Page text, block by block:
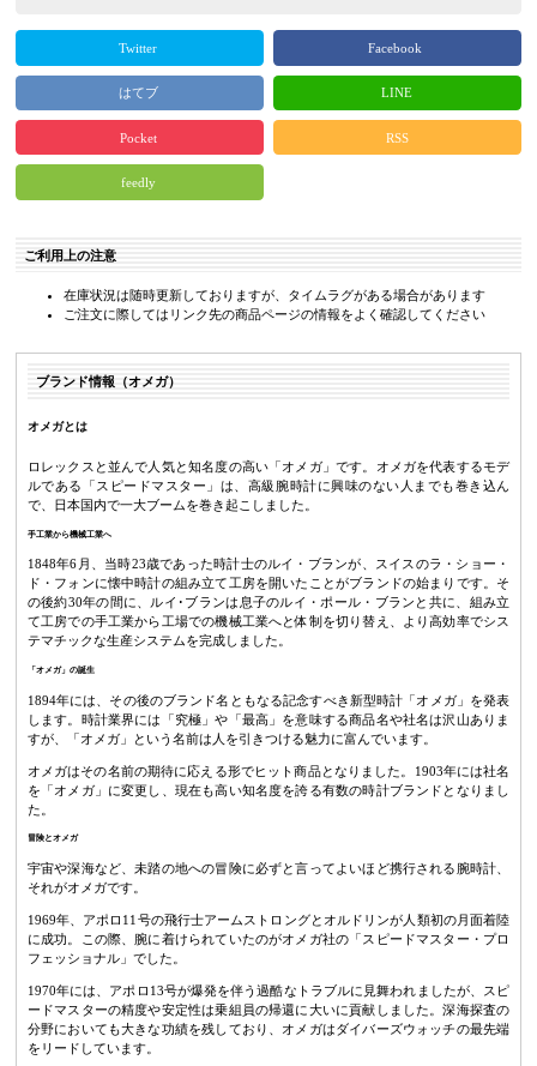
Twitter Facebook
はてブ LINE
Pocket RSS
feedly
ご利用上の注意
在庫状況は随時更新しておりますが、タイムラグがある場合があります
ご注文に際してはリンク先の商品ページの情報をよく確認してください
ブランド情報（オメガ）
オメガとは
ロレックスと並んで人気と知名度の高い「オメガ」です。オメガを代表するモデ
ルである「スピードマスター」は、高級腕時計に興味のない人までも巻き込ん
で、日本国内で一大ブームを巻き起こしました。
手工業から機械工業へ
1848年6月、当時23歳であった時計士のルイ・ブランが、スイスのラ・ショー・
ド・フォンに懐中時計の組み立て工房を開いたことがブランドの始まりです。そ
の後約30年の間に、ルイ･ブランは息子のルイ・ポール・ブランと共に、組み立
て工房での手工業から工場での機械工業へと体制を切り替え、より高効率でシス
テマチックな生産システムを完成しました。
「オメガ」の誕生
1894年には、その後のブランド名ともなる記念すべき新型時計「オメガ」を発表
します。時計業界には「究極」や「最高」を意味する商品名や社名は沢山ありま
すが、「オメガ」という名前は人を引きつける魅力に富んでいます。
オメガはその名前の期待に応える形でヒット商品となりました。1903年には社名
を「オメガ」に変更し、現在も高い知名度を誇る有数の時計ブランドとなりまし
た。
冒険とオメガ
宇宙や深海など、未踏の地への冒険に必ずと言ってよいほど携行される腕時計、
それがオメガです。
1969年、アポロ11号の飛行士アームストロングとオルドリンが人類初の月面着陸
に成功。この際、腕に着けられていたのがオメガ社の「スピードマスター・プロ
フェッショナル」でした。
1970年には、アポロ13号が爆発を伴う過酷なトラブルに見舞われましたが、スピ
ードマスターの精度や安定性は乗組員の帰還に大いに貢献しました。深海探査の
分野においても大きな功績を残しており、オメガはダイバーズウォッチの最先端
をリードしています。